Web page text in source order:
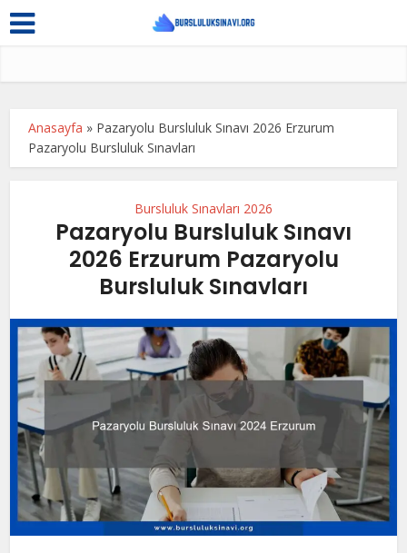
Anasayfa » Pazaryolu Bursluluk Sınavı 2026 Erzurum
Pazaryolu Bursluluk Sınavları
Bursluluk Sınavları 2026
Pazaryolu Bursluluk Sınavı
2026 Erzurum Pazaryolu
Bursluluk Sınavları